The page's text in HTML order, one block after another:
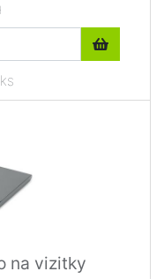
na vizitky